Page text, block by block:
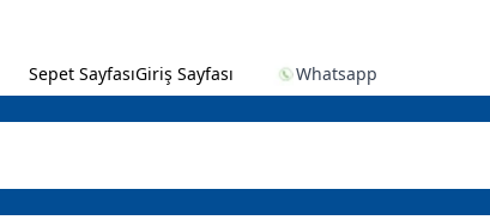
Sepet SayfasıGiriş Sayfası Whatsapp